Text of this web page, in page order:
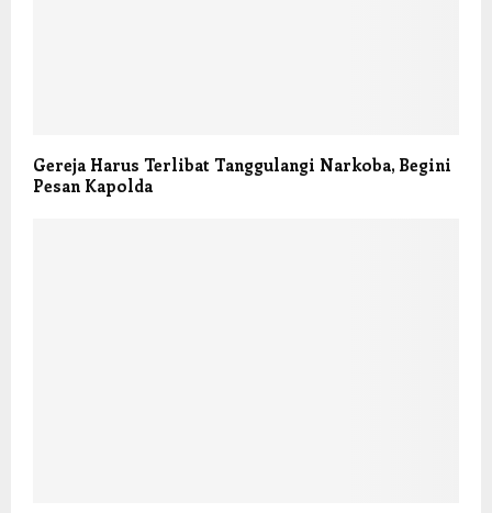
Gereja Harus Terlibat Tanggulangi Narkoba, Begini
Pesan Kapolda